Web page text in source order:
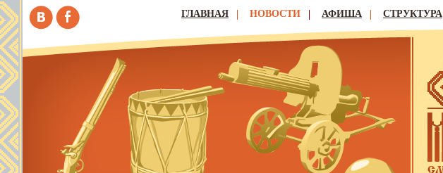
ГЛАВНАЯ НОВОСТИ АФИША СТРУКТУРА